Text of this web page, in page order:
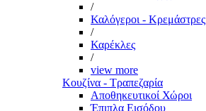
/
Καλόγεροι - Κρεμάστρες
/
Καρέκλες
/
view more
Κουζίνα - Τραπεζαρία
Αποθηκευτικοί Χώροι
Έπιπλα Εισόδου